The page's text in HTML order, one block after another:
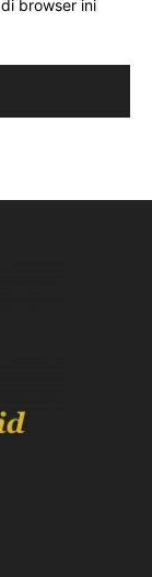
browser ini